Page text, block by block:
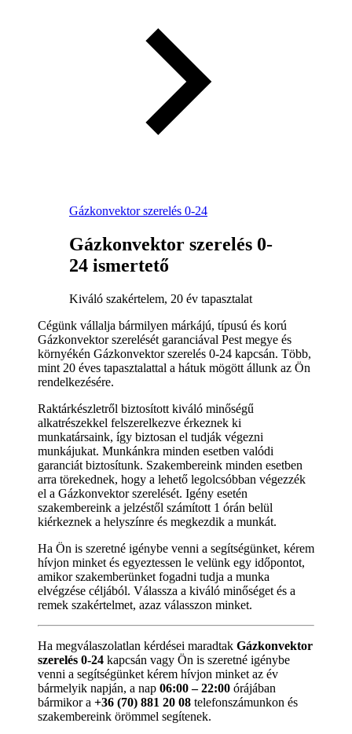
Gázkonvektor szerelés 0-24
Gázkonvektor szerelés 0-
24 ismertető
Kiváló szakértelem, 20 év tapasztalat
Cégünk vállalja bármilyen márkájú, típusú és korú
Gázkonvektor szerelését garanciával Pest megye és
környékén Gázkonvektor szerelés 0-24 kapcsán. Több,
mint 20 éves tapasztalattal a hátuk mögött állunk az Ön
rendelkezésére.
Raktárkészletről biztosított kiváló minőségű
alkatrészekkel felszerelkezve érkeznek ki
munkatársaink, így biztosan el tudják végezni
munkájukat. Munkánkra minden esetben valódi
garanciát biztosítunk. Szakembereink minden esetben
arra törekednek, hogy a lehető legolcsóbban végezzék
el a Gázkonvektor szerelését. Igény esetén
szakembereink a jelzéstől számított 1 órán belül
kiérkeznek a helyszínre és megkezdik a munkát.
Ha Ön is szeretné igénybe venni a segítségünket, kérem
hívjon minket és egyeztessen le velünk egy időpontot,
amikor szakemberünket fogadni tudja a munka
elvégzése céljából. Válassza a kiváló minőséget és a
remek szakértelmet, azaz válasszon minket.
Ha megválaszolatlan kérdései maradtak Gázkonvektor
szerelés 0-24 kapcsán vagy Ön is szeretné igénybe
venni a segítségünket kérem hívjon minket az év
bármelyik napján, a nap 06:00 – 22:00 órájában
bármikor a +36 (70) 881 20 08 telefonszámunkon és
szakembereink örömmel segítenek.